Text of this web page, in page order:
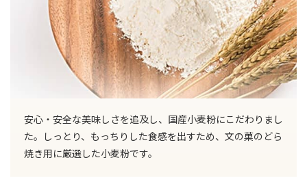
安心・安全な美味しさを追及し、国産小麦粉にこだわりまし
た。しっとり、もっちりした食感を出すため、文の菓のどら
焼き用に厳選した小麦粉です。